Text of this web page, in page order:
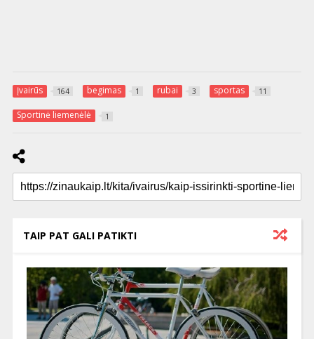
Įvairūs 164 begimas 1 rubai 3 sportas 11
Sportinė liemenėlė 1
TAIP PAT GALI PATIKTI